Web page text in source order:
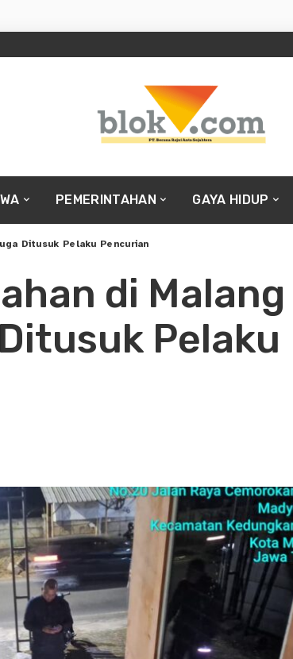
PEMERINTAHAN GAYA HIDUP
Ditusuk Pelaku Pencurian
di Malang
Pelaku